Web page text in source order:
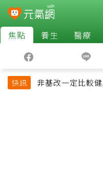
焦點 養生 醫療
快訊
非基改一定比較